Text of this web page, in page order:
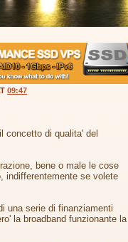
09:47
concetto di qualita' del
bene o male le cose
indifferentemente se volete
una serie di finanziamenti
la broadband funzionante la